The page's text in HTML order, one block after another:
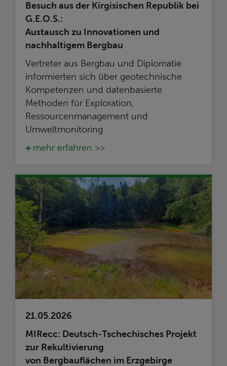
Besuch aus der Kirgisischen Republik bei
G.E.O.S.:
Austausch zu Innovationen und
nachhaltigem Bergbau
Vertreter aus Bergbau und Diplomatie
informierten sich über geotechnische
Kompetenzen und datenbasierte
Methoden für Exploration,
Ressourcenmanagement und
Umweltmonitoring
mehr erfahren >>
21.05.2026
MIRecc: Deutsch-Tschechisches Projekt
zur Rekultivierung
von Bergbauflächen im Erzgebirge